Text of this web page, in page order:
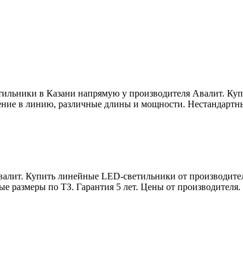
в Казани напрямую у производителя Авалит.
в линию, различные длины и мощности.
Купить линейные LED-светильники от
по ТЗ. Гарантия 5 лет. Цены от производителя.